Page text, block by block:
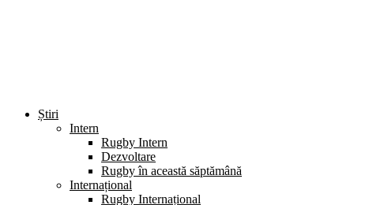
Știri
Intern
Rugby Intern
Dezvoltare
Rugby în această săptămână
Internațional
Rugby Internațional